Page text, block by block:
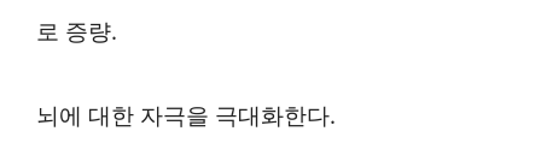
로 증량.
뇌에 대한 자극을 극대화한다.